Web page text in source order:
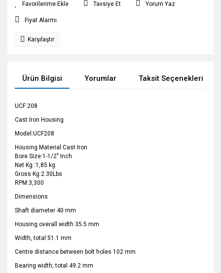
Tavsiye Et Yorum Yaz
Fiyat Alarmı
Karşılaştır
Ürün Bilgisi Yorumlar Taksit Seçenekleri
UCF 208
Cast Iron Housing
Model:UCF208
Housing Material:Cast Iron
Bore Size:1-1/2" Inch
Net Kg.:1,85 kg
Gross Kg:2.30Lbs
RPM:3,300
Dimensions
Shaft diameter 40 mm
Housing overall width 35.5 mm
Width, total 51.1 mm
Centre distance between bolt holes 102 mm
Bearing width, total 49.2 mm